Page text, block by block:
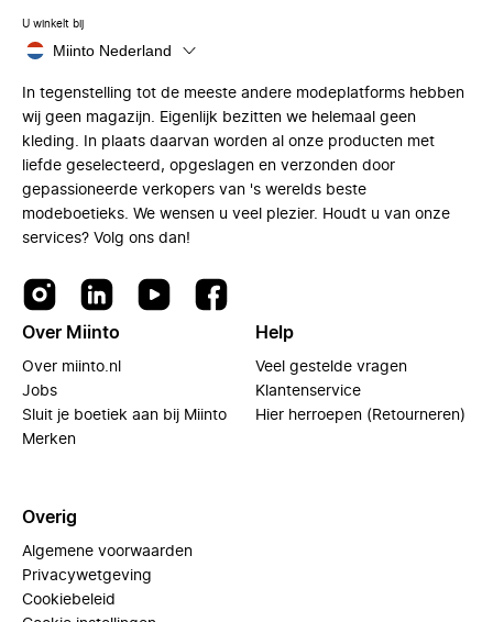
U winkelt bij
Miinto Nederland
In tegenstelling tot de meeste andere modeplatforms hebben
wij geen magazijn. Eigenlijk bezitten we helemaal geen
kleding. In plaats daarvan worden al onze producten met
liefde geselecteerd, opgeslagen en verzonden door
gepassioneerde verkopers van 's werelds beste
modeboetieks. We wensen u veel plezier. Houdt u van onze
services? Volg ons dan!
Over Miinto
Over miinto.nl
Jobs
Sluit je boetiek aan bij Miinto
Merken
Help
Veel gestelde vragen
Klantenservice
Hier herroepen (Retourneren)
Overig
Algemene voorwaarden
Privacywetgeving
Cookiebeleid